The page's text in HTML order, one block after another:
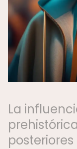
La
posteriores